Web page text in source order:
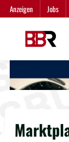
Zum
Inhalt
Anzeigen Jobs